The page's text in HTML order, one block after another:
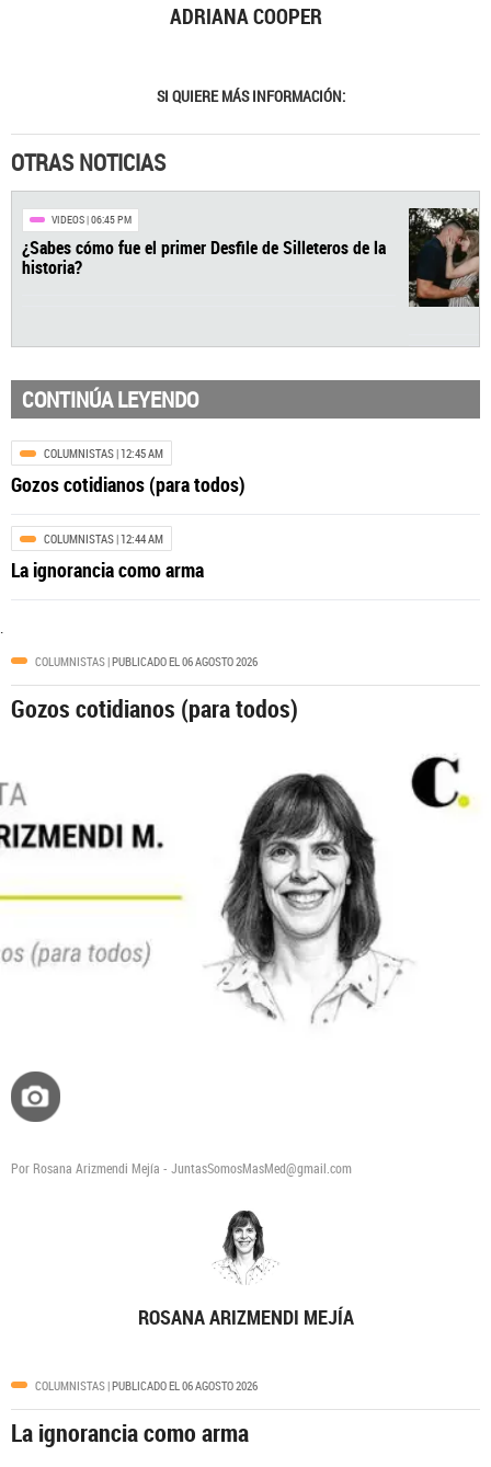
ADRIANA COOPER
SI QUIERE MÁS INFORMACIÓN:
OTRAS NOTICIAS
VIDEOS| 06:45 PM
¿Sabes cómo fue el primer Desfile de Silleteros de la
historia?
CONTINÚA LEYENDO
COLUMNISTAS| 12:45 AM
Gozos cotidianos (para todos)
COLUMNISTAS| 12:44 AM
La ignorancia como arma
COLUMNISTAS| PUBLICADO EL 06 AGOSTO 2026
Gozos cotidianos (para todos)
Por Rosana Arizmendi Mejía - JuntasSomosMasMed@gmail.com
ROSANA ARIZMENDI MEJÍA
COLUMNISTAS| PUBLICADO EL 06 AGOSTO 2026
La ignorancia como arma